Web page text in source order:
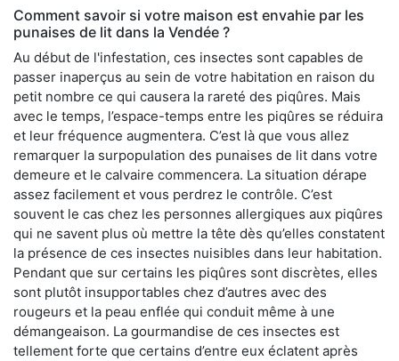
Comment savoir si votre maison est envahie par les
punaises de lit dans la Vendée ?
Au début de l'infestation, ces insectes sont capables de
passer inaperçus au sein de votre habitation en raison du
petit nombre ce qui causera la rareté des piqûres. Mais
avec le temps, l’espace-temps entre les piqûres se réduira
et leur fréquence augmentera. C’est là que vous allez
remarquer la surpopulation des punaises de lit dans votre
demeure et le calvaire commencera. La situation dérape
assez facilement et vous perdrez le contrôle. C’est
souvent le cas chez les personnes allergiques aux piqûres
qui ne savent plus où mettre la tête dès qu’elles constatent
la présence de ces insectes nuisibles dans leur habitation.
Pendant que sur certains les piqûres sont discrètes, elles
sont plutôt insupportables chez d’autres avec des
rougeurs et la peau enflée qui conduit même à une
démangeaison. La gourmandise de ces insectes est
tellement forte que certains d’entre eux éclatent après